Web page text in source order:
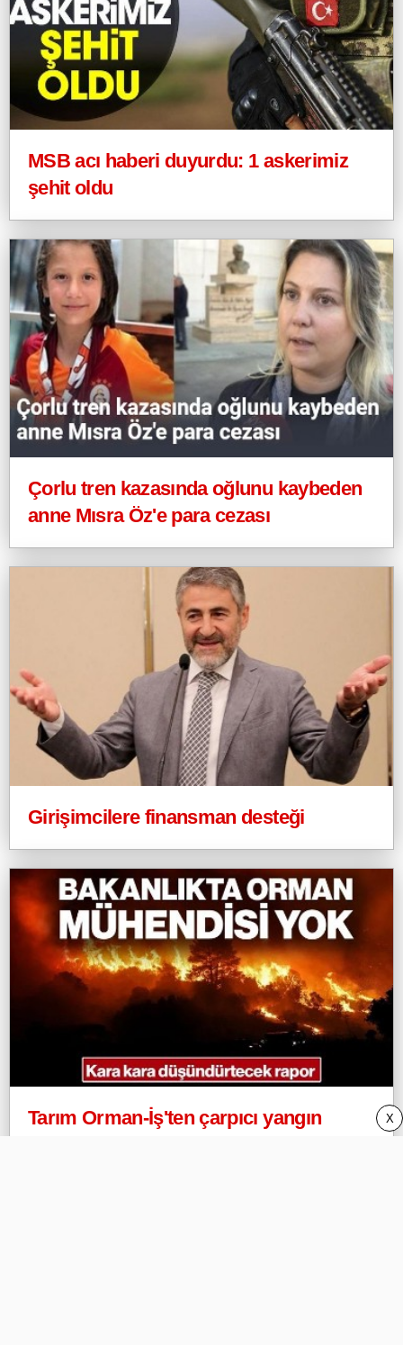
MSB acı haberi duyurdu: 1 askerimiz
şehit oldu
Çorlu tren kazasında oğlunu kaybeden
anne Mısra Öz'e para cezası
Girişimcilere finansman desteği
Tarım Orman-İş'ten çarpıcı yangın
X